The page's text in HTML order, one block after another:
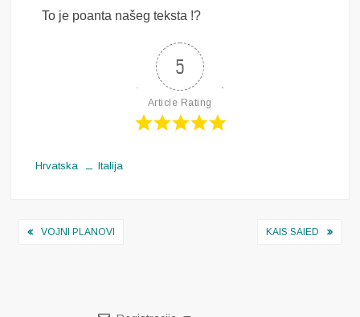
To je poanta našeg teksta !?
5
Article Rating
Hrvatska Italija
Navigacija
VOJNI PLANOVI KAIS SAIED